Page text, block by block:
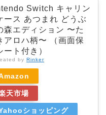
Switch キャリン
ース あつまれ どうぶ
森エディション 〜た
アロハ柄〜 （画面保
ート付き）
by Rinker
天市場
ショッピング